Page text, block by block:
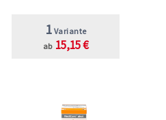
1 Variante
ab 15,15 €